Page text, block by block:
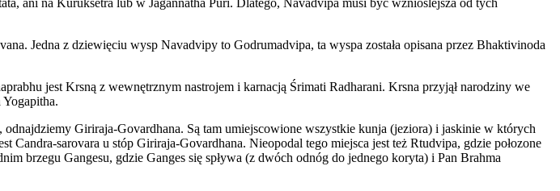
Jedna z dziewięciu wysp Navadvipy to Godrumadvipa, ta wyspa została opisana przez Bhaktivinoda
jest Krsną z wewnętrznym nastrojem i karnacją Śrimati Radharani. Krsna przyjął narodziny we
Giriraja-Govardhana. Są tam umiejscowione wszystkie kunja (jeziora) i jaskinie w których
Candra-sarovara u stóp Giriraja-Govardhana. Nieopodal tego miejsca jest też Rtudvipa, gdzie połozone
brzegu Gangesu, gdzie Ganges się spływa (z dwóch odnóg do jednego koryta) i Pan Brahma